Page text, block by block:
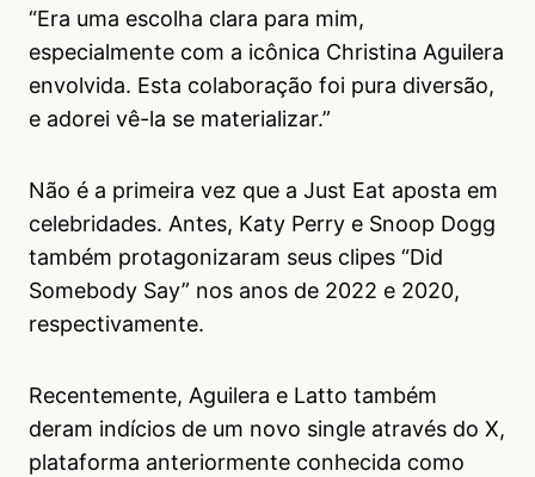
“Era uma escolha clara para mim,
especialmente com a icônica Christina Aguilera
envolvida. Esta colaboração foi pura diversão,
e adorei vê-la se materializar.”
Não é a primeira vez que a Just Eat aposta em
celebridades. Antes, Katy Perry e Snoop Dogg
também protagonizaram seus clipes “Did
Somebody Say” nos anos de 2022 e 2020,
respectivamente.
Recentemente, Aguilera e Latto também
deram indícios de um novo single através do X,
plataforma anteriormente conhecida como